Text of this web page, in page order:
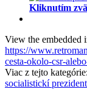
Kliknutím
View the embedded
https://
cesta-okolo-csr-
Viac z tejto kategórie:
socialistickí